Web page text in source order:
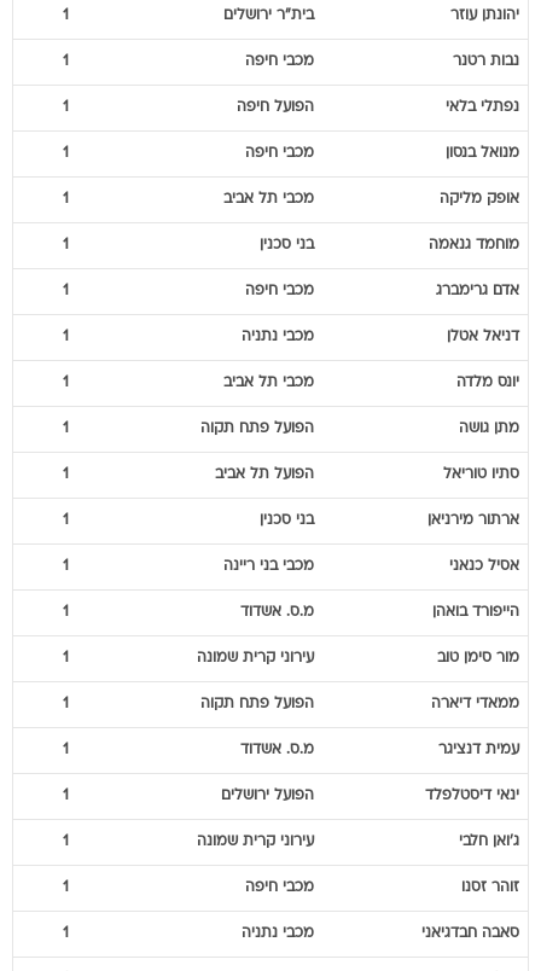
יהונתן עוזר בית"ר ירושלים 1
נבות רטנר מכבי חיפה 1
נפתלי בלאי הפועל חיפה 1
מנואל בנסון מכבי חיפה 1
אופק מליקה מכבי תל אביב 1
מוחמד גנאמה בני סכנין 1
אדם גרימברג מכבי חיפה 1
דניאל אטלן מכבי נתניה 1
יונס מלדה מכבי תל אביב 1
מתן גושה הפועל פתח תקוה 1
סתיו טוריאל הפועל תל אביב 1
ארתור מירניאן בני סכנין 1
אסיל כנאני מכבי בני ריינה 1
הייפורד בואהן מ.ס. אשדוד 1
מור סימן טוב עירוני קרית שמונה 1
ממאדי דיארה הפועל פתח תקוה 1
עמית דנציגר מ.ס. אשדוד 1
ינאי דיסטלפלד הפועל ירושלים 1
ג'ואן חלבי עירוני קרית שמונה 1
זוהר זסנו מכבי חיפה 1
סאבה חבדגיאני מכבי נתניה 1